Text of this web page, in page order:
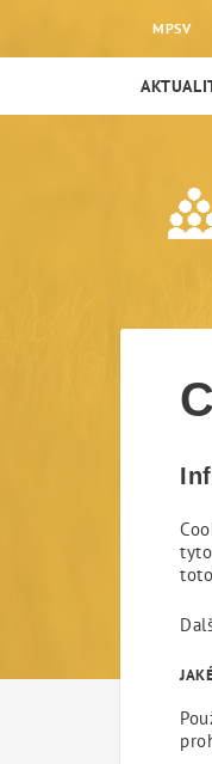
Cookies
MPSV